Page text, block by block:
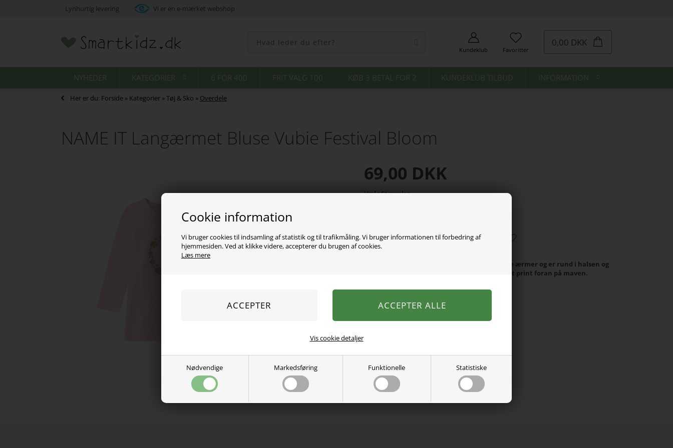
Cookie information
Vi bruger cookies til indsamling af statistik og til trafikmåling. Vi bruger informationen til forbedring af
hjemmesiden. Ved at klikke videre, accepterer du brugen af cookies.
Læs mere
Nødvendige Markedsføring Funktionelle Statistiske
Vis cookie detaljer
Lynhurtig levering Vi er en e-mærket webshop
Kundeklub Favoritter
0,00 DKK
NYHEDER KATEGORIER 6 FOR 400 FRIT VALG 100 KØB 3 BETAL FOR 2 KUNDEKLUB TILBUD INFORMATION
Her er du: Forside » Kategorier »Tøj & Sko » Overdele
NAME IT Langærmet Bluse Vubie Festival Bloom
69,00 DKK
Vælg Størrelse
Super sød bluse fra name it. Den er med lange ærmer og er rund i halsen og
er i en blød og lækker kvalitet. Den har et sødt print foran på maven.
95% økologisk bomuld, 5% elastan.
Se mere fraName It